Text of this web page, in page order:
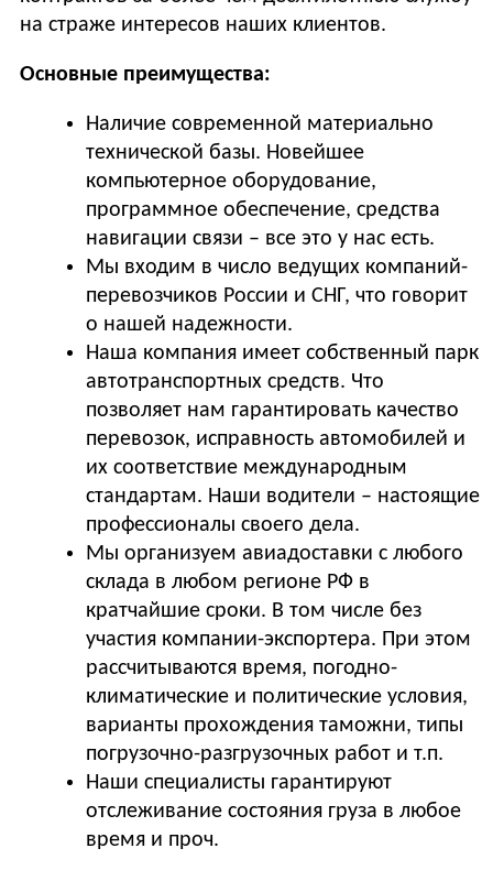
на страже интересов наших клиентов.
Основные преимущества:
Наличие современной материально
технической базы. Новейшее
компьютерное оборудование,
программное обеспечение, средства
навигации связи – все это у нас есть.
Мы входим в число ведущих компаний-
перевозчиков России и СНГ, что говорит
о нашей надежности.
Наша компания имеет собственный парк
автотранспортных средств. Что
позволяет нам гарантировать качество
перевозок, исправность автомобилей и
их соответствие международным
стандартам. Наши водители – настоящие
профессионалы своего дела.
Мы организуем авиадоставки с любого
склада в любом регионе РФ в
кратчайшие сроки. В том числе без
участия компании-экспортера. При этом
рассчитываются время, погодно-
климатические и политические условия,
варианты прохождения таможни, типы
погрузочно-разгрузочных работ и т.п.
Наши специалисты гарантируют
отслеживание состояния груза в любое
время и проч.